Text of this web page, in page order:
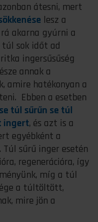
átesni, mert
lesz a
akarna gyúrni a
túl sok időt ad
ingersűsűség
annak a
hatékonyan a
Ebben a esetben
se túl sűrűn se túl
ingert, és azt is a
egyébként a
sűrű inger esetén
regenerációra, így
míg a túl
a túltöltött,
mire jön a